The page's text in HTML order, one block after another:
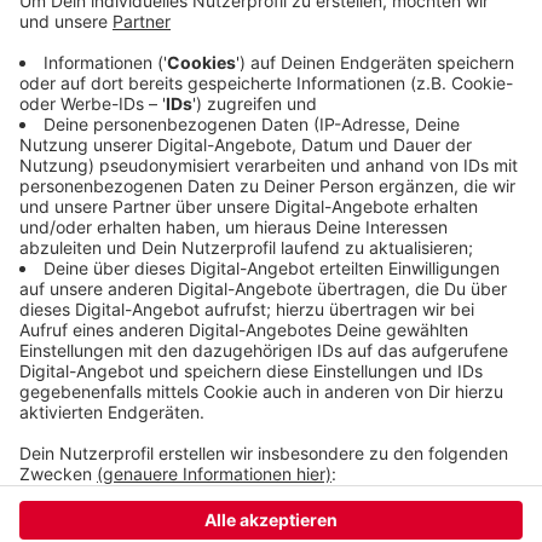
es in diesem Stadtteil keine Leih-Scooter. Die SPD
führt das auf die harte Haltung der
Bezirksvertretung zurück. Außerdem bezweifelt
sie, dass die Roller einen positiven Effekt auf den
Klimaschutz haben.
Veröffentlicht:Montag, 16.10.2023 09:57
Anzeige